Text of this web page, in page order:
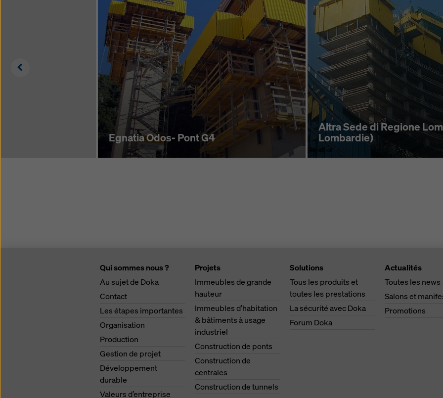
Egnatia Odos- Pont G4
Altra Sede di Regione
Lombardie)
Left
Qui sommes nous ?
Au sujet de Doka
Contact
Les étapes importantes
Organisation
Production
Gestion de projet
Développement
durable
Valeurs d’entreprise
Projets
Immeubles de grande
hauteur
Immeubles d’habitation
& bâtiments à usage
industriel
Construction de ponts
Construction de
centrales
Construction de tunnels
Solutions
Tous les produits et
toutes les prestations
La sécurité avec Doka
Forum Doka
Actualités
Toutes les news
Salons et
Promotions